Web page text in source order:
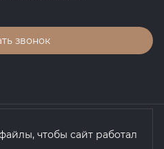
звонок
данных
чтобы сайт работал